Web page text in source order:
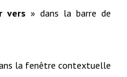
vers » dans la barre de
la fenêtre contextuelle